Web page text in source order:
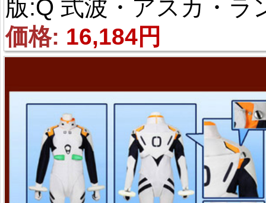
版:Q 式波・アスカ・ラ
グレー 風 コスプレ衣装
価格: 16,184円